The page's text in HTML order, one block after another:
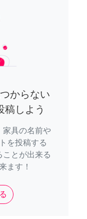
からない
稿しよう
家具の名前や
を投稿する
ことが出来る
ます！